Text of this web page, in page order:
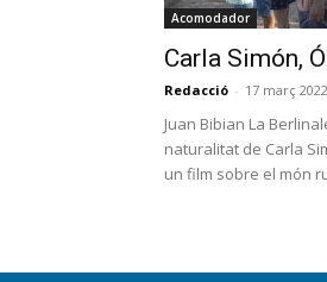
Acomodador
Carla Simón,
Redacció - 17 març
Juan Bibian La
naturalitat de Carla
un film sobre el món